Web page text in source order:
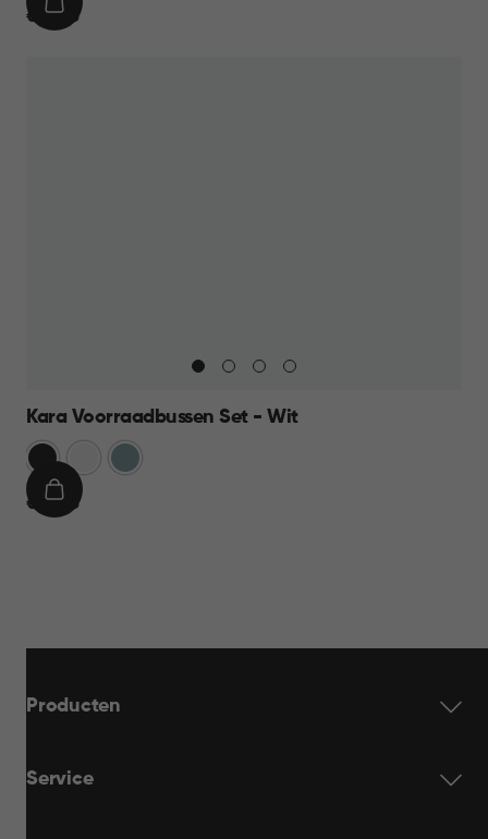
€
€ 39,95
IN
Kara Voorraadbussen Set - Wit
Antraciet Blauw
€
€ 39,95
IN
Producten
Service